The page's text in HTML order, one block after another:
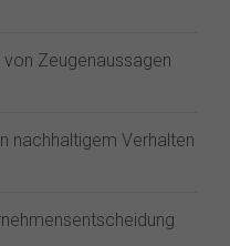
von Zeugenaussagen
nachhaltigem Verhalten